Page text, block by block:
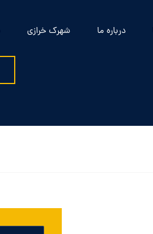
درباره ما شهرک خرازی